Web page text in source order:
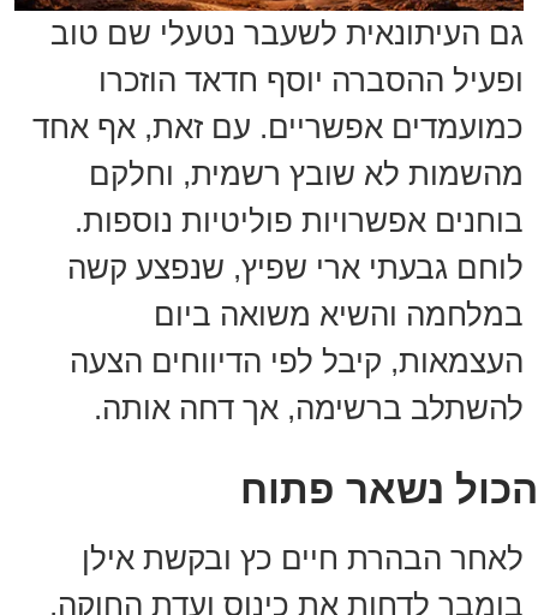
גם העיתונאית לשעבר נטעלי שם טוב
ופעיל ההסברה יוסף חדאד הוזכרו
כמועמדים אפשריים. עם זאת, אף אחד
מהשמות לא שובץ רשמית, וחלקם
בוחנים אפשרויות פוליטיות נוספות.
לוחם גבעתי ארי שפיץ, שנפצע קשה
במלחמה והשיא משואה ביום
העצמאות, קיבל לפי הדיווחים הצעה
להשתלב ברשימה, אך דחה אותה.
הכול נשאר פתוח
לאחר הבהרת חיים כץ ובקשת אילן
בומבך לדחות את כינוס ועדת החוקה,